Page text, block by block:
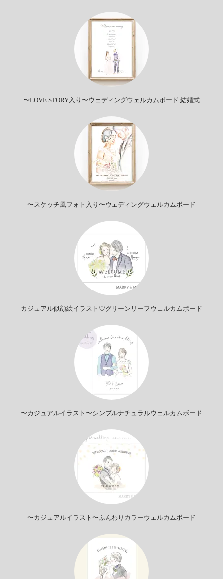
〜LOVE STORY入り〜ウェディングウェルカムボード 結婚式
〜スケッチ風フォト入り〜ウェディングウェルカムボード
カジュアル似顔絵イラスト♡グリーンリーフウェルカムボード
〜カジュアルイラスト〜シンプルナチュラルウェルカムボード
〜カジュアルイラスト〜ふんわりカラーウェルカムボード